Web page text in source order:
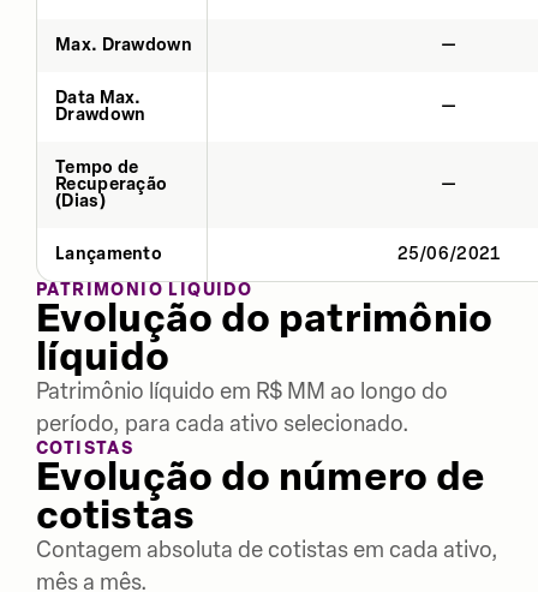
Max. Drawdown —
Data Max.
Drawdown
—
Tempo de
Recuperação
(Dias)
—
Lançamento
25/06/2021
PATRIMÔNIO LÍQUIDO
Evolução do patrimônio
líquido
Patrimônio líquido em R$ MM ao longo do
período, para cada ativo selecionado.
COTISTAS
Evolução do número de
cotistas
Contagem absoluta de cotistas em cada ativo,
mês a mês.